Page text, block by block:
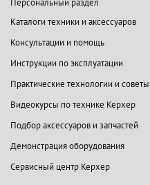
Персональный раздел
Каталоги техники и аксессуаров
Консультации и помощь
Инструкции по эксплуатации
Практические технологии и советы
Видеокурсы по технике Керхер
Подбор аксессуаров и запчастей
Демонстрация оборудования
Сервисный центр Керхер